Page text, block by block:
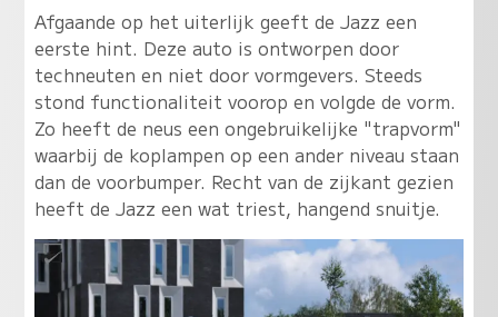
Afgaande op het uiterlijk geeft de Jazz een
eerste hint. Deze auto is ontworpen door
techneuten en niet door vormgevers. Steeds
stond functionaliteit voorop en volgde de vorm.
Zo heeft de neus een ongebruikelijke "trapvorm"
waarbij de koplampen op een ander niveau staan
dan de voorbumper. Recht van de zijkant gezien
heeft de Jazz een wat triest, hangend snuitje.